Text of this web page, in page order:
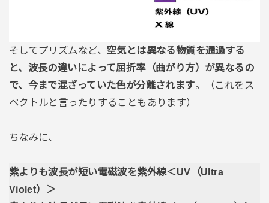
そしてプリズムなど、 空気とは異なる物質を通過する
と、波長の違いによって屈折率（曲がり方）が異なるの
で、今まで混ざっていた色が分離されます。（これをス
ペクトルと言ったりすることもあります）
ちなみに、
紫よりも波長が短い電磁波を紫外線＜UV（Ultra
Violet）＞